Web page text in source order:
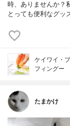
時、ありませんか？
とっても便利なグッ
ケイワイ・
フィングー
たまかけ